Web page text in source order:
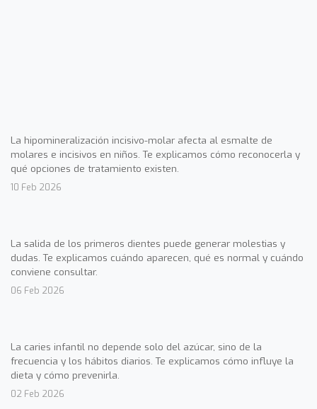
La hipomineralización incisivo-molar afecta al esmalte de
molares e incisivos en niños. Te explicamos cómo reconocerla y
qué opciones de tratamiento existen.
10 Feb 2026
La salida de los primeros dientes puede generar molestias y
dudas. Te explicamos cuándo aparecen, qué es normal y cuándo
conviene consultar.
06 Feb 2026
La caries infantil no depende solo del azúcar, sino de la
frecuencia y los hábitos diarios. Te explicamos cómo influye la
dieta y cómo prevenirla.
02 Feb 2026